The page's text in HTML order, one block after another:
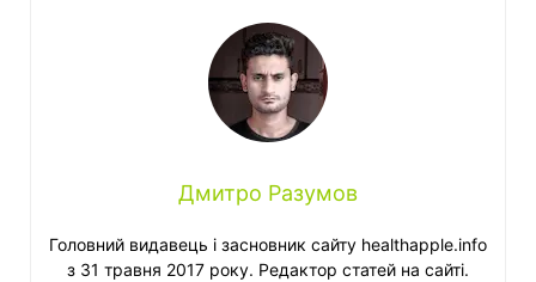
Дмитро Разумов
Головний видавець і засновник сайту healthapple.info
з 31 травня 2017 року. Редактор статей на сайті.